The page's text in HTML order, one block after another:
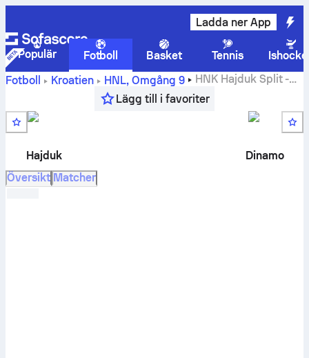
Ladda ner App
Populär Fotboll Basket Tennis
Fotboll
Kroatien HNL, Omgång 9 HNK Hajduk Split-
GNK Dinamo Zagreblive resultat, H2H-resultat, tabell och
förutsägelse
Lägg till i favoriter
Hajduk
Dinamo
Översikt Matcher